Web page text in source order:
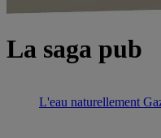
La saga pub
L'eau naturellement